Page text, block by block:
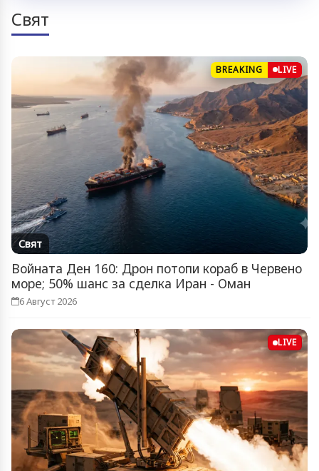
Свят
BREAKING LIVE
Свят
Войната Ден 160: Дрон потопи кораб в Червено
море; 50% шанс за сделка Иран - Оман
6 Август 2026
LIVE